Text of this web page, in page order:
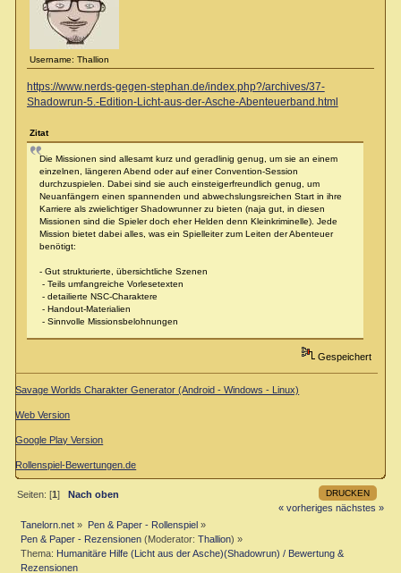
Username: Thallion
https://www.nerds-gegen-stephan.de/index.php?/archives/37-
Shadowrun-5.-Edition-Licht-aus-der-Asche-Abenteuerband.html
Zitat
Die Missionen sind allesamt kurz und geradlinig genug, um sie an einem
einzelnen, längeren Abend oder auf einer Convention-Session
durchzuspielen. Dabei sind sie auch einsteigerfreundlich genug, um
Neuanfängern einen spannenden und abwechslungsreichen Start in ihre
Karriere als zwielichtiger Shadowrunner zu bieten (naja gut, in diesen
Missionen sind die Spieler doch eher Helden denn Kleinkriminelle). Jede
Mission bietet dabei alles, was ein Spielleiter zum Leiten der Abenteuer
benötigt:
- Gut strukturierte, übersichtliche Szenen
- Teils umfangreiche Vorlesetexten
- detailierte NSC-Charaktere
- Handout-Materialien
- Sinnvolle Missionsbelohnungen
Gespeichert
Savage Worlds Charakter Generator (Android - Windows - Linux)
Web Version
Google Play Version
Rollenspiel-Bewertungen.de
DRUCKEN
Seiten: [1]Nach oben
« vorheriges nächstes »
Tanelorn.net » Pen & Paper - Rollenspiel »
Pen & Paper - Rezensionen (Moderator:Thallion) »
Thema: Humanitäre Hilfe (Licht aus der Asche)(Shadowrun) / Bewertung &
Rezensionen